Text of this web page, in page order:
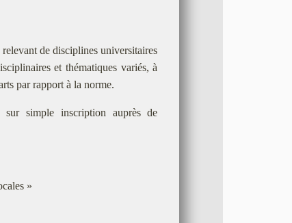
de disciplines universitaires
et thématiques variés, à
par rapport à la norme.
simple inscription auprès de
»